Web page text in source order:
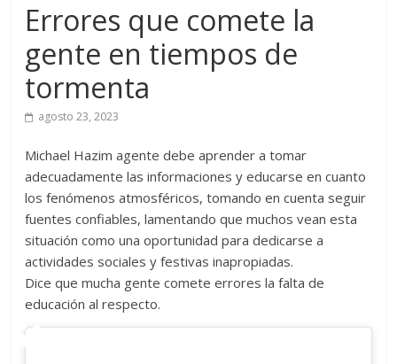
Errores que comete la
gente en tiempos de
tormenta
agosto 23, 2023
Michael Hazim agente debe aprender a tomar
adecuadamente las informaciones y educarse en cuanto
los fenómenos atmosféricos, tomando en cuenta seguir
fuentes confiables, lamentando que muchos vean esta
situación como una oportunidad para dedicarse a
actividades sociales y festivas inapropiadas.
Dice que mucha gente comete errores la falta de
educación al respecto.